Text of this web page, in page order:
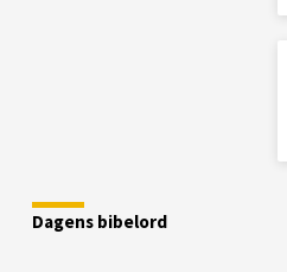
Dagens bibelord